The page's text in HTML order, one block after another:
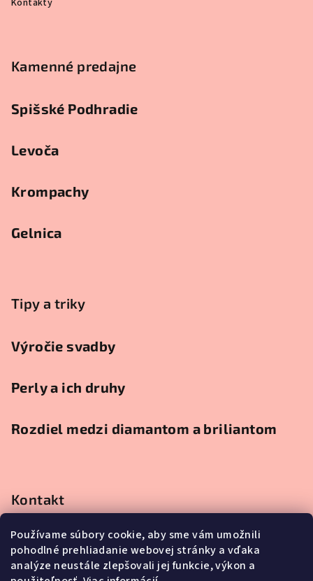
Používame súbory cookie, aby sme vám umožnili
pohodlné prehliadanie webovej stránky a vďaka
analýze neustále zlepšovali jej funkcie, výkon a
Kontakty
Kamenné predajne
Spišské Podhradie
Levoča
Krompachy
Gelnica
Tipy a triky
Výročie svadby
Perly a ich druhy
Rozdiel medzi diamantom a briliantom
Kontakt
obchod@klenotnici.sk
0911991111
0911991111